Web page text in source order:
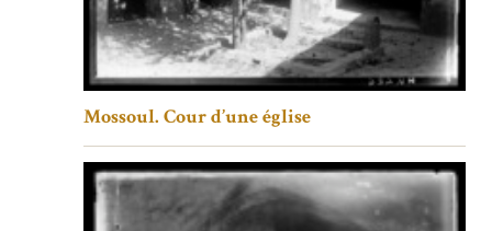
Mossoul. Cour d’une église